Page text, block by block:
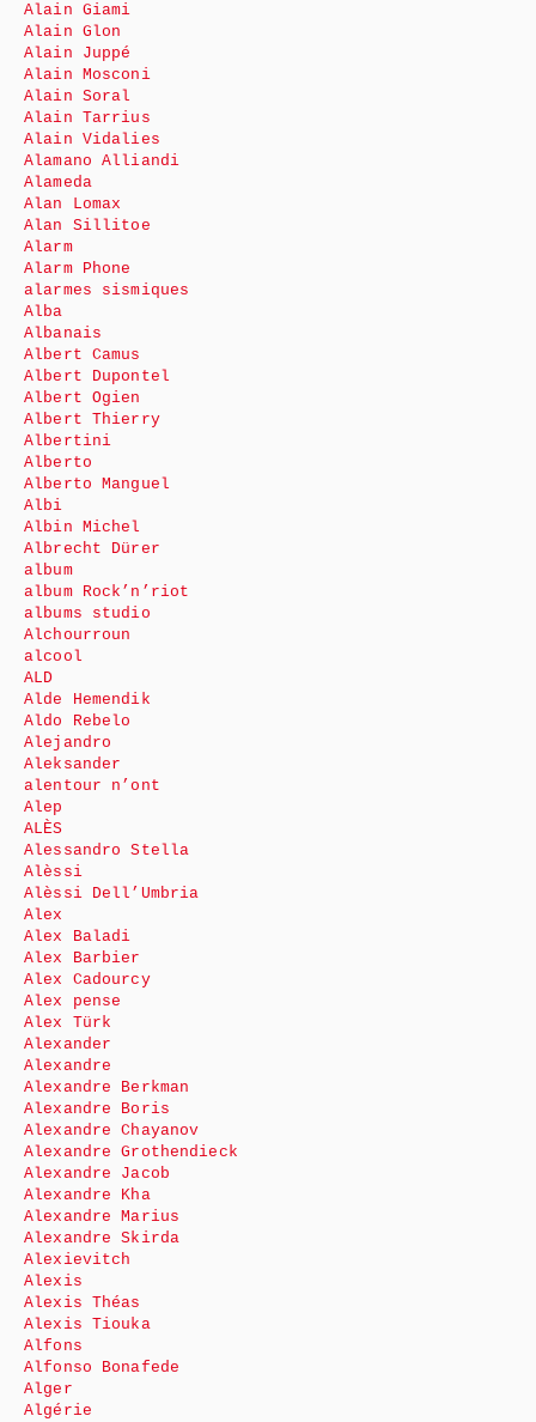
Alain Giami
Alain Glon
Alain Juppé
Alain Mosconi
Alain Soral
Alain Tarrius
Alain Vidalies
Alamano Alliandi
Alameda
Alan Lomax
Alan Sillitoe
Alarm
Alarm Phone
alarmes sismiques
Alba
Albanais
Albert Camus
Albert Dupontel
Albert Ogien
Albert Thierry
Albertini
Alberto
Alberto Manguel
Albi
Albin Michel
Albrecht Dürer
album
album Rock’n’riot
albums studio
Alchourroun
alcool
ALD
Alde Hemendik
Aldo Rebelo
Alejandro
Aleksander
alentour n’ont
Alep
ALÈS
Alessandro Stella
Alèssi
Alèssi Dell’Umbria
Alex
Alex Baladi
Alex Barbier
Alex Cadourcy
Alex pense
Alex Türk
Alexander
Alexandre
Alexandre Berkman
Alexandre Boris
Alexandre Chayanov
Alexandre Grothendieck
Alexandre Jacob
Alexandre Kha
Alexandre Marius
Alexandre Skirda
Alexievitch
Alexis
Alexis Théas
Alexis Tiouka
Alfons
Alfonso Bonafede
Alger
Algérie